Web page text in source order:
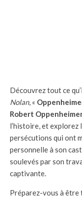
Découvrez tout ce
Nolan, «
Robert
l’histoire, et explorez
persécutions qui ont
personnelle à son
soulevés par son
captivante.
Préparez-vous à